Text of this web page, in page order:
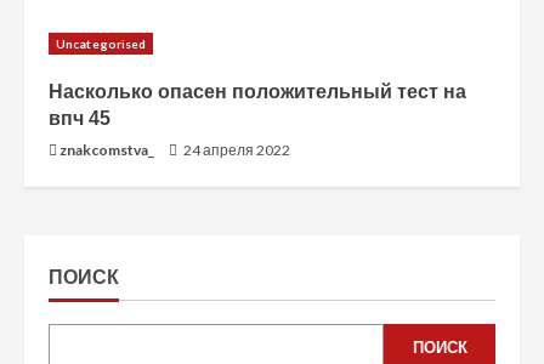
Uncategorised
Насколько опасен положительный тест на
впч 45
znakcomstva_ 24 апреля 2022
ПОИСК
ПОИСК